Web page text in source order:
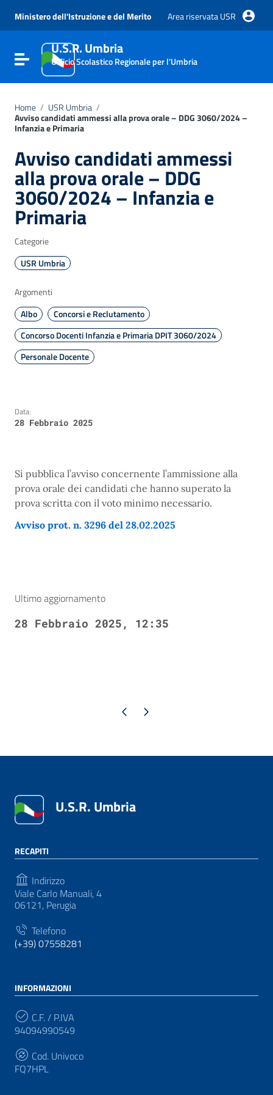
Vai al menu di navigazione
Vai al footer
Ministero dell'Istruzione e del Merito Area riservata USR
Attiva / disattiva la navigazione
U.S.R. Umbria
Ufficio Scolastico Regionale per l'Umbria
Home / USR Umbria /
Avviso candidati ammessi alla prova orale – DDG 3060/2024 –
Infanzia e Primaria
Avviso candidati ammessi
alla prova orale – DDG
3060/2024 – Infanzia e
Primaria
Categorie
USR Umbria
Argomenti
Albo
Concorsi e Reclutamento
Concorso Docenti Infanzia e Primaria DPIT 3060/2024
Personale Docente
Data:
28 Febbraio 2025
Si pubblica l’avviso concernente l’ammissione alla
prova orale dei candidati che hanno superato la
prova scritta con il voto minimo necessario.
Avviso prot. n. 3296 del 28.02.2025
Ultimo aggiornamento
28 Febbraio 2025, 12:35
Pagina precedente
Pagina successiva
U.S.R. Umbria
RECAPITI
Indirizzo
Viale Carlo Manuali, 4
06121, Perugia
Telefono
(+39) 07558281
INFORMAZIONI
C.F. / P.IVA
94094990549
Cod. Univoco
FQ7HPL